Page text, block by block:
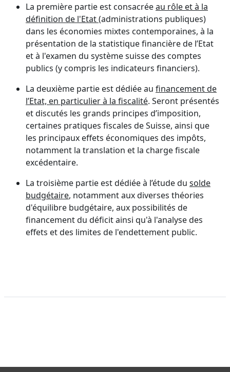
La première partie est consacréeau rôle et à la
définition de l'Etat(administrations publiques)
dans les économies mixtes contemporaines, à la
présentation de la statistique financière de l’Etat
et à l'examen du système suisse des comptes
publics (y compris les indicateurs financiers).
La deuxième partie est dédiée au financement de
l’Etat, en particulier à la fiscalité. Seront présentés
et discutés les grands principes d’imposition,
certaines pratiques fiscales de Suisse, ainsi que
les principaux effets économiques des impôts,
notamment la translation et la charge fiscale
excédentaire.
La troisième partie est dédiée à l’étude du solde
budgétaire, notamment aux diverses théories
d'équilibre budgétaire, aux possibilités de
financement du déficit ainsi qu'à l'analyse des
effets et des limites de l'endettement public.